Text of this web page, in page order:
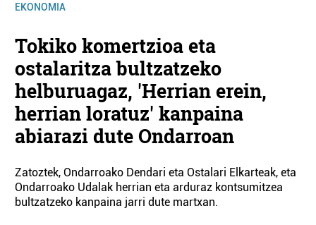
EKONOMIA
Tokiko komertzioa eta
ostalaritza bultzatzeko
helburuagaz, 'Herrian erein,
herrian loratuz' kanpaina
abiarazi dute Ondarroan
Zatoztek, Ondarroako Dendari eta Ostalari Elkarteak, eta
Ondarroako Udalak herrian eta arduraz kontsumitzea
bultzatzeko kanpaina jarri dute martxan.